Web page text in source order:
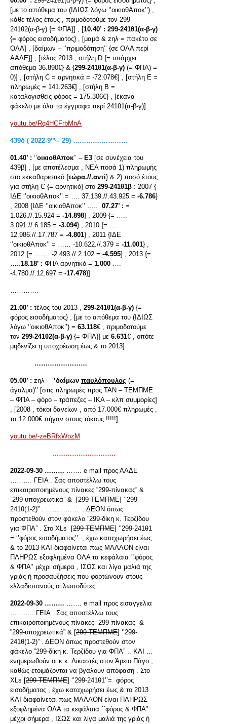
[με το απόθεμα του (ΙΔΙΩΣ λόγω ‘’οικιοθΑποκ’’) ,
κάθε τέλος έτους , πριμοδοτούμε τον 299-
241θ2(α-β-γ) {= ΦΠΑ}] , [10.40’ : 299-241θ1(α-β-γ)
{= φόρος εισοδήματος} , [μαμά & zηλ = πακέτο σε
ΟΛΑ] , [δαίμων – ‘’πριμοδότηση’’ {σε ΟΛΑ περί
ΑΑΔΕ}] , [τέλος 2013 , στήλη D {= υπάρχει
απόθεμα 36.890€} & {299-241θ1(α-β-γ) (= ΦΠΑ) =
0)] , [στήλη C = αρνητικά = -72.078€] , [στήλη Ε =
πληρωμές = 141.263€] , [στήλη Β =
καταλογισθείς φόρος = 175.306€] , [έκανα
φάκελο με όλα τα έγγραφα περί 241θ1(α-β-γ)]
youtu.be/Rq4HCFrbMnA
439δ ( 2022-9ος– 29) ………….…………
01.40’ : ‘’οικιοθΑποκ’’ – Ε3 [σε συνέχεια του
439β] , [με αποτέλεσμα , ΝΕΑ ποσά 1) πληρωμής
στο εκκαθαριστικό {τώρα.//.αντί} & 2) ποσό έτους
για στήλη C {= αρνητικό} στο 299-241θ1β : 2007 {
ΙΔΕ ‘’οικιοθΑποκ’’ = …. 37.139.//.43.925 = -6.786}
, 2008 {ΙΔΕ ‘’οικιοθΑποκ’’ ….. 07.27’ : =
1.026.//.15.924 = -14.898} , 2009 {= …..
3.091.//.6.185 = -3.094} , 2010 {= ….
12.986.//.17.787 = -4.801} , 2011 {ΙΔΕ
‘’οικιοθΑποκ’’ = …… -10.622.//.379 = -11.001} ,
2012 {= …… -2.493.//.2.102 = -4.595} , 2013 {=
…..18.18’ : ΦΠΑ αρνητικό = 1.000 ….
-4.780.//.12.697 = -17.478}]
………….
21.00’ : τέλος του 2013 , 299-241θ1(α-β-γ) {=
φόρος εισοδήματος} , [με το απόθεμα του (ΙΔΙΩΣ
λόγω ‘’οικιοθΑποκ’’) = 63.118€ , πριμοδοτούμε
τον 299-241θ2(α-β-γ) {= ΦΠΑ}] με 6.631€ , οπότε
μηδενίζει η υποχρέωση έως & το 2013]
……………………
05.00’ : zηλ – ‘’δαίμων παυλόπουλος (=
άγαλμα)’’ [στις πληρωμές προς ΤΑΝ – ΤΕΜΠΜΕ
– ΦΠΑ – φόρο – τράπεζες – ΙΚΑ – κλπ συμμορίες]
, [2008 , τόκοι δανείων , από 17.000€ πληρωμές ,
τα 12.000€ πήγαν στους τόκους !!!!!]
youtu.be/-zeBRfxWozM
………………………..
2022-09-30 ……… ……. e mail προς ΑΑΔΕ
………. ΓΕΙΑ . Σας αποστέλλω τους
επικαιροποιημένους πίνακες ”299-πίνακας” &
”299-υποχρεωτικά” & [299-ΤΕΜΠΜΕ] ‘’299-
241θ(1-2)” . …………… . ΔΕΟΝ όπως
προστεθούν στον φάκελο ”299-δίκη κ. Τερζίδου
για ΦΠΑ” . Στο XLs [299-ΤΕΜΠΜΕ] ‘’299-241θ1
= ‘’φόρος εισοδήματος’’ , έχω καταχωρήσει έως
& το 2013 ΚΑΙ διαφαίνεται πως ΜΑΛΛΟΝ είναι
ΠΛΗΡΩΣ εξοφλημένα ΟΛΑ τα κεφάλαια ΄΄φόρος
& ΦΠΑ’’ μέχρι σήμερα , ΙΣΩΣ και λίγα μαλιά της
γριάς ή προσαυξήσεις που φορτώνουν στους
ελλαδιστανούς οι λωποδύτες .
2022-09-30 ……… ……. e mail προς εισαγγελια
……….. ΓΕΙΑ . Σας αποστέλλω τους
επικαιροποιημένους πίνακες ”299-πίνακας” &
”299-υποχρεωτικά” & [299-ΤΕΜΠΜΕ] ‘’299-
241θ(1-2)” . ΔΕΟΝ όπως προστεθούν στον
φάκελο ”299-δίκη κ. Τερζίδου για ΦΠΑ” .. ΚΑΙ …
ενημερωθούν οι κ.κ. Δικαστές στον Άρειο Πάγο ,
καθώς ετοιμάζονται να βγάλουν απόφαση . Στο
XLs [299-ΤΕΜΠΜΕ] ‘’299-241θ1’’= φόρος
εισοδήματος , έχω καταχωρήσει έως & το 2013
ΚΑΙ διαφαίνεται πως ΜΑΛΛΟΝ είναι ΠΛΗΡΩΣ
εξοφλημένα ΟΛΑ τα κεφάλαια ΄΄φόρος & ΦΠΑ’’
μέχρι σήμερα , ΙΣΩΣ και λίγα μαλιά της γριάς ή